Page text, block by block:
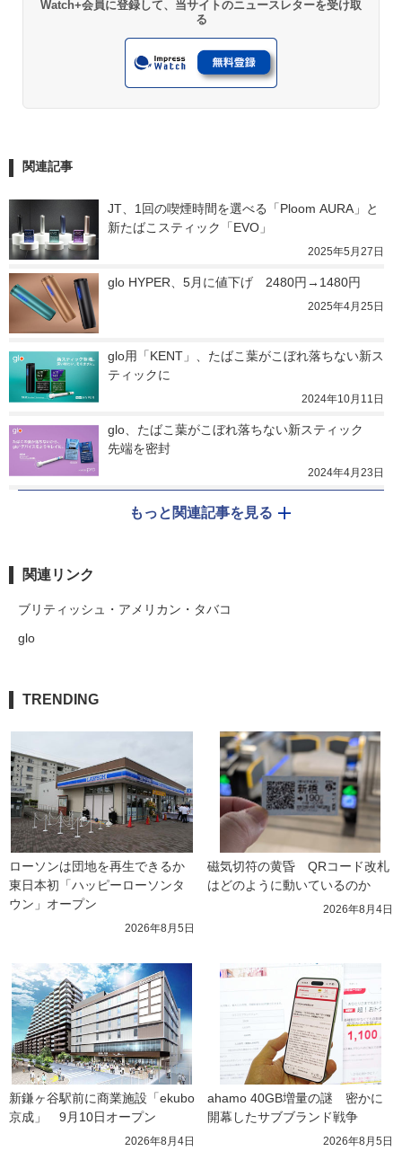
Watch+会員に登録して、当サイトのニュースレターを受け取
る
関連記事
JT、1回の喫煙時間を選べる「Ploom AURA」と
新たばこスティック「EVO」
2025年5月27日
glo HYPER、5月に値下げ　2480円→1480円
2025年4月25日
glo用「KENT」、たばこ葉がこぼれ落ちない新ス
ティックに
2024年10月11日
glo、たばこ葉がこぼれ落ちない新スティック
先端を密封
2024年4月23日
もっと関連記事を見る
関連リンク
ブリティッシュ・アメリカン・タバコ
glo
TRENDING
ローソンは団地を再生できるか
東日本初「ハッピーローソンタ
ウン」オープン
2026年8月5日
磁気切符の黄昏　QRコード改札
はどのように動いているのか
2026年8月4日
新鎌ヶ谷駅前に商業施設「ekubo
京成」　9月10日オープン
2026年8月4日
ahamo 40GB増量の謎　密かに
開幕したサブブランド戦争
2026年8月5日